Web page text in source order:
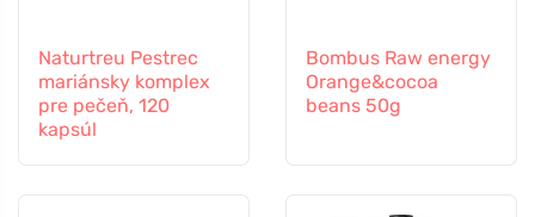
Naturtreu Pestrec
mariánsky komplex
pre pečeň, 120
kapsúl
Bombus Raw energy
Orange&cocoa
beans 50g